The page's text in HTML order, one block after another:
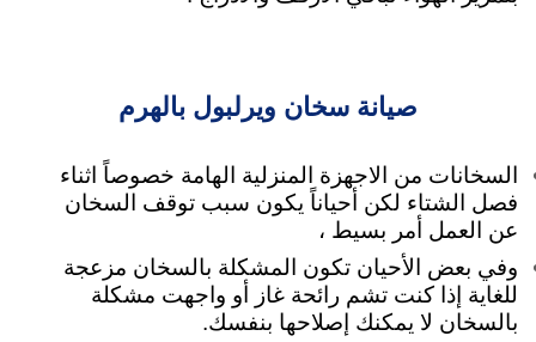
صيانة سخان ويرلبول بالهرم
السخانات من الاجهزة المنزلية الهامة خصوصاً اثناء
فصل الشتاء لكن أحياناً يكون سبب توقف السخان
عن العمل أمر بسيط ،
وفي بعض الأحيان تكون المشكلة بالسخان مزعجة
للغاية إذا كنت تشم رائحة غاز أو واجهت مشكلة
بالسخان لا يمكنك إصلاحها بنفسك.